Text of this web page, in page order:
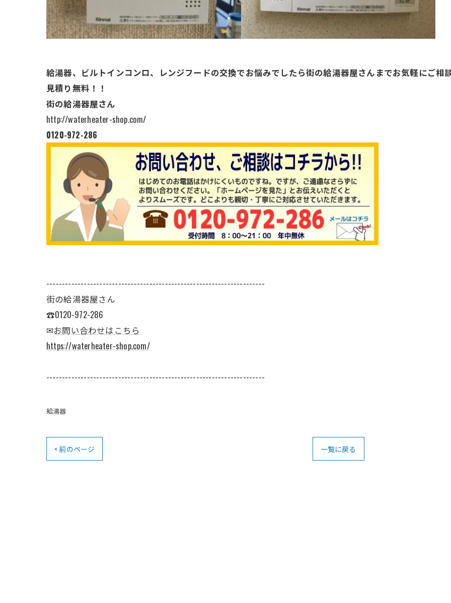
給湯器、ビルトインコンロ、レンジフードの交換でお悩みでしたら街の給湯器屋さんまでお気軽にご相
見積り無料！！
街の給湯器屋さん
http://waterheater-shop.com/
0120-972-286
----------------------------------------------------------------------
街の給湯器屋さん
☎0120-972-286
✉お問い合わせはこちら
https://waterheater-shop.com/
----------------------------------------------------------------------
給湯器
< 前のページ 一覧に戻る